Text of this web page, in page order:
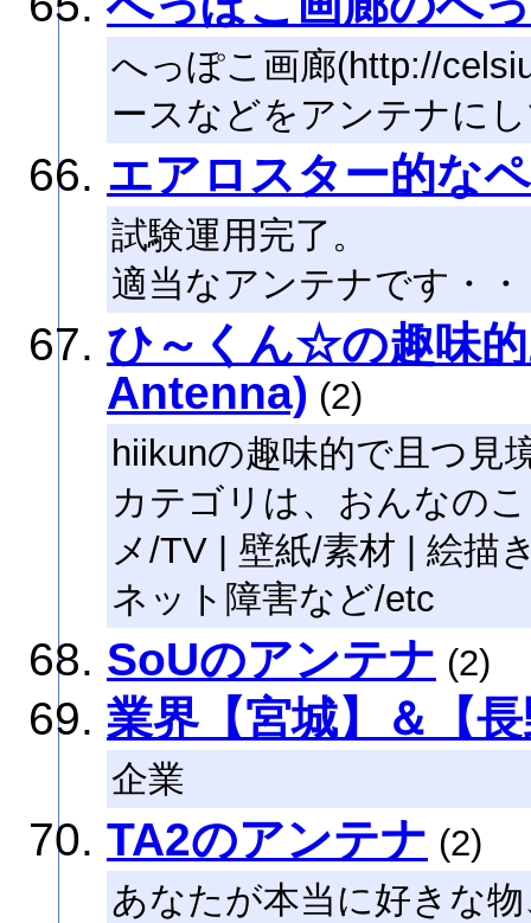
へっぽこ画廊(http://
ースなどをアンテナに
エアロスター的な
試験運用完了。
適当なアンテナです・
ひ～くん☆の趣味
Antenna) (2)
hiikunの趣味的で且つ見
カテゴリは、おんなの
メ/TV | 壁紙/素材 | 絵描
ネット障害など/etc
SoUのアンテナ (2)
業界【宮城】＆【
企業
TA2のアンテナ (2)
あなたが本当に好きな